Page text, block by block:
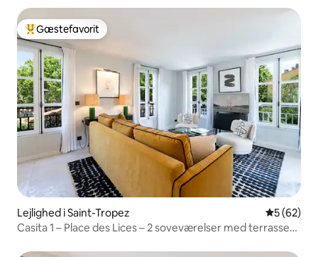
Bedste gæstefavorit
Gæstefavorit
Lejlighed i Saint-Tropez 5 ud af 5 i
5 (62)
Casita 1 – Place des Lices – 2 soveværelser med terrasse